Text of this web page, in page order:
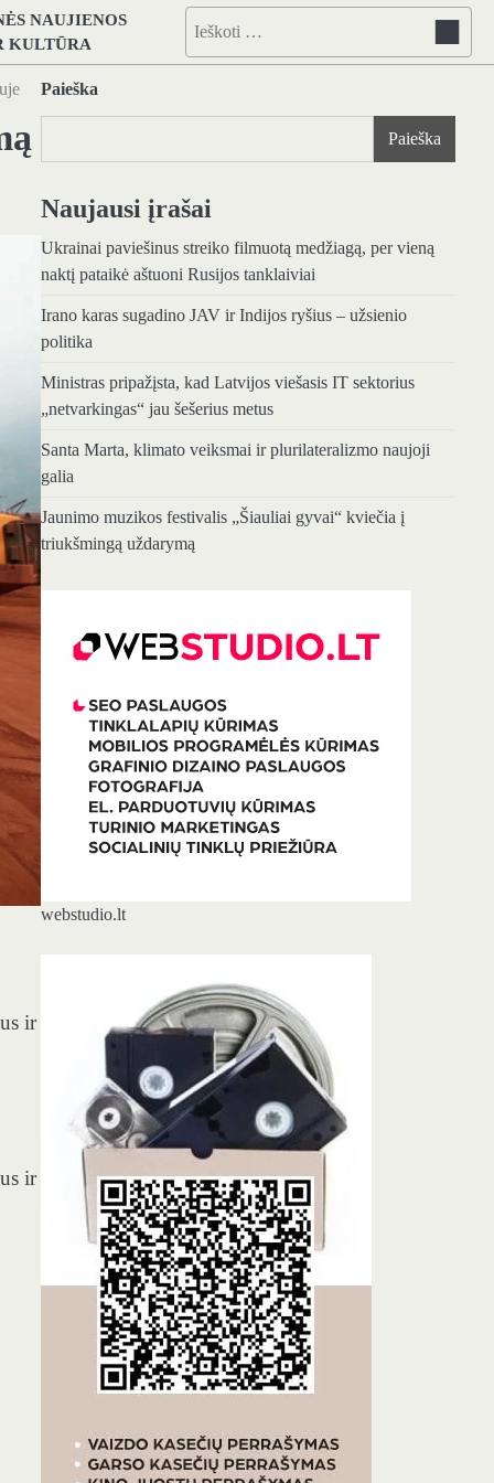
NAUJIENOS
KULTŪRA
Ieškoti:
ir
ir
Paieška
Paieška
Naujausi įrašai
Ukrainai paviešinus streiko filmuotą medžiagą, per vieną
naktį pataikė aštuoni Rusijos tanklaiviai
Irano karas sugadino JAV ir Indijos ryšius – užsienio
politika
Ministras pripažįsta, kad Latvijos viešasis IT sektorius
„netvarkingas“ jau šešerius metus
Santa Marta, klimato veiksmai ir plurilateralizmo naujoji
galia
Jaunimo muzikos festivalis „Šiauliai gyvai“ kviečia į
triukšmingą uždarymą
webstudio.lt